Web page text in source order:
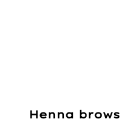
Henna brows